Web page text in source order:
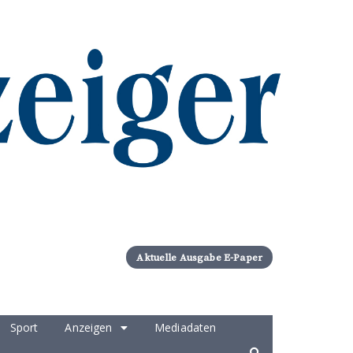
Aktuelle Ausgabe E-Paper
Sport Anzeigen
Mediadaten